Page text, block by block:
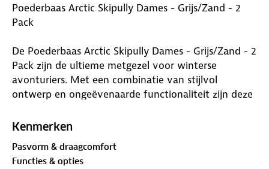
Poederbaas Arctic Skipully Dames - Grijs/Zand - 2
Pack
De Poederbaas Arctic Skipully Dames - Grijs/Zand - 2
Pack zijn de ultieme metgezel voor winterse
avonturiers. Met een combinatie van stijlvol
ontwerp en ongeëvenaarde functionaliteit zijn deze
detail is met zorg ontworpen, waardoor de skipullies
stijl.
Kenmerken
Pasvorm & draagcomfort
Functies & opties